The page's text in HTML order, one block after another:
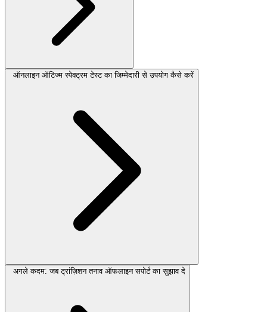
ऑनलाइन ऑटिज्म स्पेक्ट्रम टेस्ट का जिम्मेदारी से उपयोग कैसे करें
अगले कदम: जब ट्रांज़िशन तनाव ऑफलाइन सपोर्ट का सुझाव दे